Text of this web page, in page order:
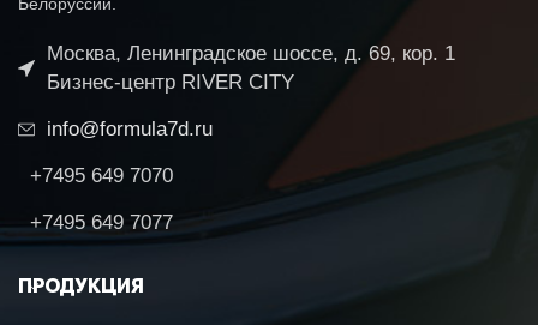
Москва, Ленинградское шоссе, д. 69, кор. 1
Бизнес-центр RIVER CITY
info@formula7d.ru
+7495 649 7070
+7495 649 7077
ПРОДУКЦИЯ